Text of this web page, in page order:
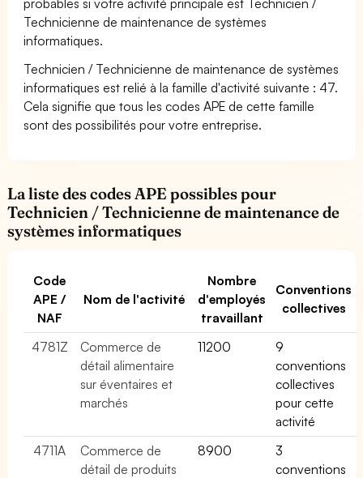
Technicienne de maintenance de systèmes
informatiques.
Technicien / Technicienne de maintenance de systèmes
informatiques est relié à la famille d'activité suivante : 47.
Cela signifie que tous les codes APE de cette famille
sont des possibilités pour votre entreprise.
La liste des codes APE possibles pour
Technicien / Technicienne de maintenance de
systèmes informatiques
Code
APE /
NAF
Nom de l'activité
Nombre
d'employés
travaillant
Conventions
collectives
4781Z
Commerce de
détail alimentaire
sur éventaires et
marchés
11200
9
conventions
collectives
pour cette
activité
4711A
Commerce de
détail de produits
8900
3
conventions